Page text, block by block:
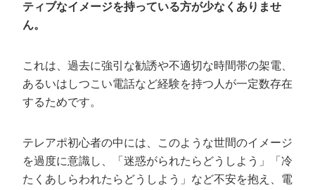
ティブなイメージを持っている方が少なくありませ
ん。
これは、過去に強引な勧誘や不適切な時間帯の架電、
あるいはしつこい電話など経験を持つ人が一定数存在
するためです。
テレアポ初心者の中には、このような世間のイメージ
を過度に意識し、「迷惑がられたらどうしよう」「冷
たくあしらわれたらどうしよう」など不安を抱え、電